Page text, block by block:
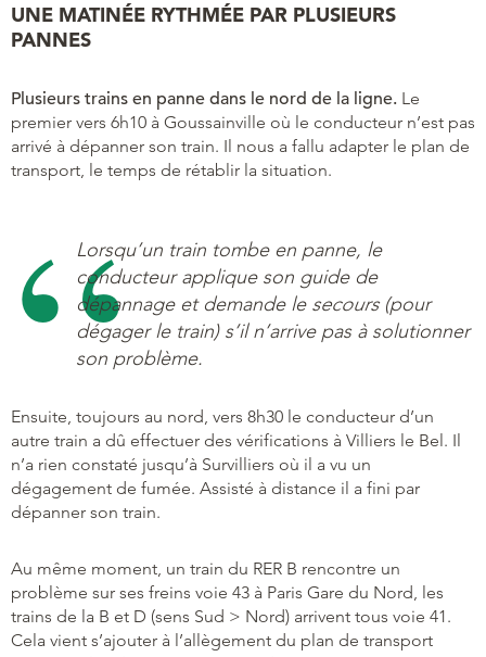
UNE MATINÉE RYTHMÉE PAR PLUSIEURS
PANNES
Plusieurs trains en panne dans le nord de la ligne. Le
premier vers 6h10 à Goussainville où le conducteur n’est pas
arrivé à dépanner son train. Il nous a fallu adapter le plan de
transport, le temps de rétablir la situation.
Lorsqu’un train tombe en panne, le
conducteur applique son guide de
dépannage et demande le secours(pour
dégager le train) s’il n’arrive pas à solutionner
son problème.
Ensuite, toujours au nord, vers 8h30 le conducteur d’un
autre train a dû effectuer des vérifications à Villiers le Bel. Il
n’a rien constaté jusqu’à Survilliers où il a vu un
dégagement de fumée. Assisté à distance il a fini par
dépanner son train.
Au même moment, un train du RER B rencontre un
problème sur ses freins voie 43 à Paris Gare du Nord, les
trains de la B et D (sens Sud > Nord) arrivent tous voie 41.
Cela vient s’ajouter à l’allègement du plan de transport